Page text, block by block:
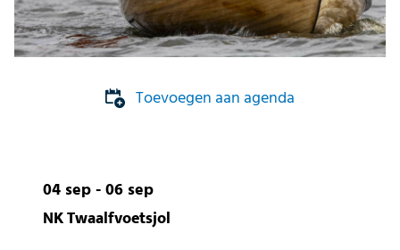
Toevoegen aan agenda
04 sep - 06 sep
NK Twaalfvoetsjol